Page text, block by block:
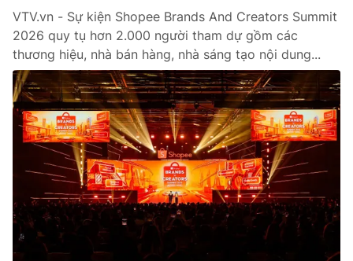
Xã hội
Pháp luật
Y tế
Thế giới
Tin tức
Thế giới đó đây
Kinh tế
Tài chính
Dữ liệu và đời sống
VTV.vn - Sự kiện Shopee Brands And Creators Summit
2026 quy tụ hơn 2.000 người tham dự gồm các
thương hiệu, nhà bán hàng, nhà sáng tạo nội dung...